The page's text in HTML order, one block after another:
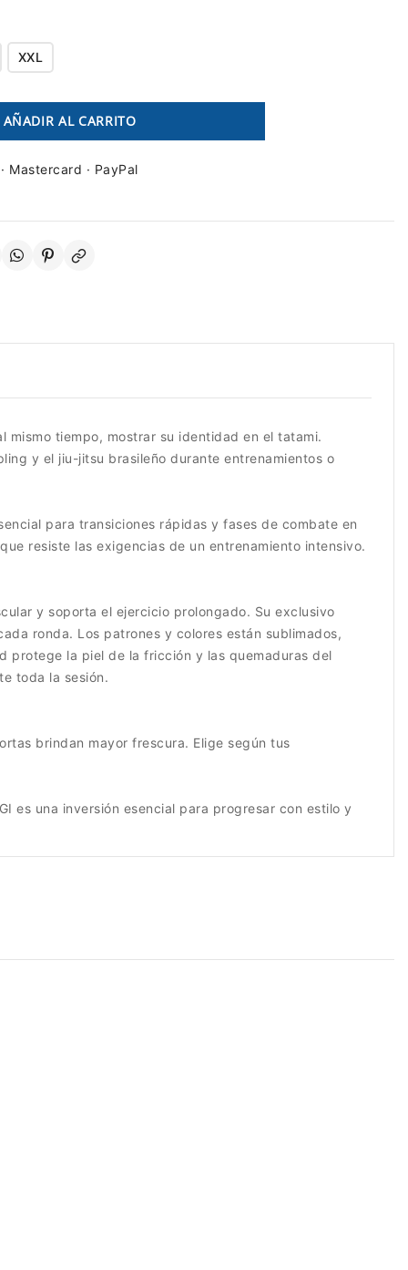
XXL
AÑADIR AL CARRITO
Mastercard · PayPal
tiempo, mostrar su identidad en el tatami.
y el jiu-jitsu brasileño durante entrenamientos o
para transiciones rápidas y fases de combate en
resiste las exigencias de un entrenamiento intensivo.
y soporta el ejercicio prolongado. Su exclusivo
ronda. Los patrones y colores están sublimados,
protege la piel de la fricción y las quemaduras del
toda la sesión.
brindan mayor frescura. Elige según tus
es una inversión esencial para progresar con estilo y